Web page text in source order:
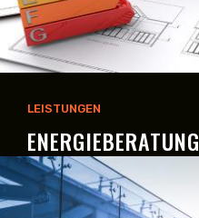
ENERGIEBERATUNG
LEISTUNGEN